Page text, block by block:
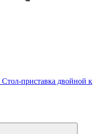
Стол-приставка двойной к